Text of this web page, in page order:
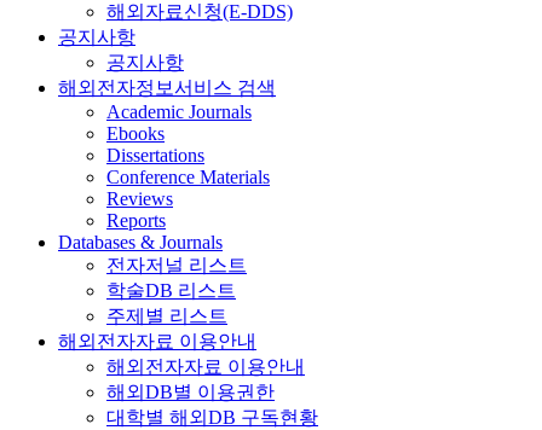
해외자료신청(E-DDS)
공지사항
공지사항
해외전자정보서비스 검색
Academic Journals
Ebooks
Dissertations
Conference Materials
Reviews
Reports
Databases & Journals
전자저널 리스트
학술DB 리스트
주제별 리스트
해외전자자료 이용안내
해외전자자료 이용안내
해외DB별 이용권한
대학별 해외DB 구독현황